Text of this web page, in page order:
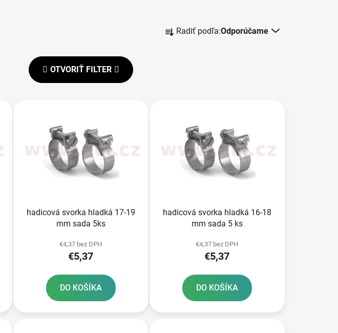
a
o
d
o
Radiť podľa:Odporúčame
OTVORIŤ FILTER
hadicová svorka hladká 17-19
mm sada 5ks
€4,37 bez DPH
€5,37
DO KOŠÍKA
hadicová svorka hladká 16-18
mm sada 5 ks
€4,37 bez DPH
€5,37
DO KOŠÍKA